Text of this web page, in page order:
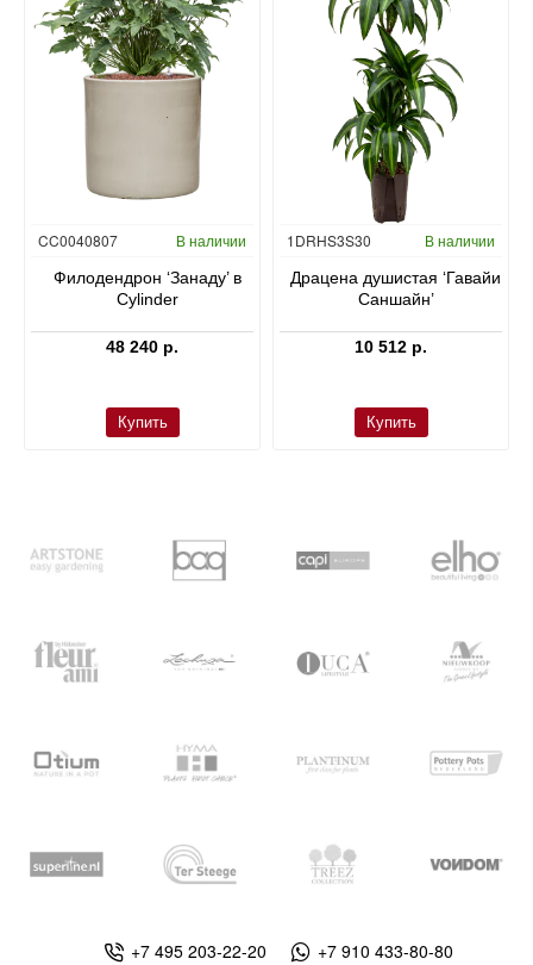
CC0040807 В наличии
Филодендрон ‘Занаду’ в
Cylinder
48 240 р.
Купить
Гидропоника
1DRHS3S30 В наличии
Драцена душистая ‘Гавайи
Саншайн’
10 512 р.
Купить
+7 495 203-22-20 +7 910 433-80-80